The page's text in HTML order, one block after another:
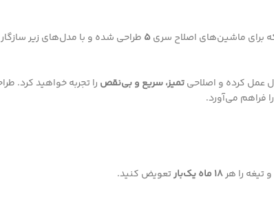
برای ماشین‌های اصلاح سری5 طراحی شده و با مدل‌های زیر
عمل کرده و اصلاحیتمیز، سریع و بی‌نقص را تجربه خواهید کرد.
را فراهم می‌آورد.
تیغه را هر18 ماه یک‌بار
تعویض کنید.